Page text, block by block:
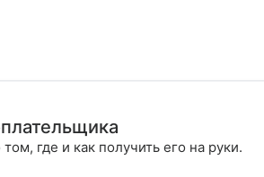
где и как получить его на руки.